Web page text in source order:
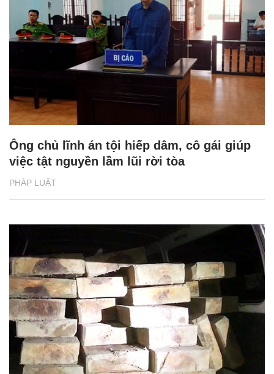
PHÁP LUẬT
Ông chủ lĩnh án tội hiếp dâm, cô gái giúp
việc tật nguyền lầm lũi rời tòa